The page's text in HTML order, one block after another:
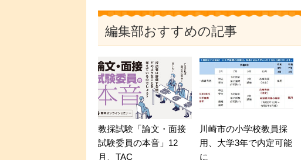
編集部おすすめの記事
教採試験「論文・面接
試験委員の本音」12
月、TAC
川崎市の小学校教員採
用、大学3年で内定可能
に